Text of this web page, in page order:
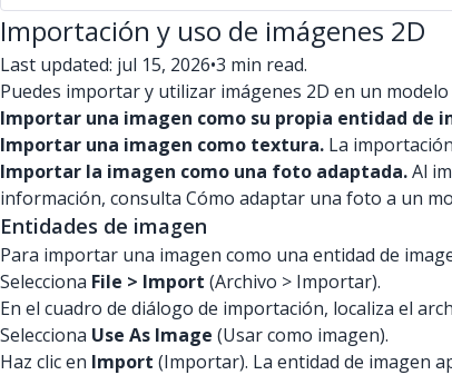
Importación y uso de imágenes 2D
Last updated: jul 15, 2026•3 min read.
Puedes importar y utilizar imágenes 2D en un
Importar una imagen como su propia entidad de
Importar una imagen como textura. La
Importar la imagen como una foto adaptada.Al
información, consulta Cómo adaptar una foto a un
Entidades de imagen
Para importar una imagen como una entidad de
Selecciona File > Import (Archivo > Importar).
En el cuadro de diálogo de importación, localiza el
Selecciona Use As Image (Usar como imagen).
Haz clic en Import (Importar). La entidad de imagen